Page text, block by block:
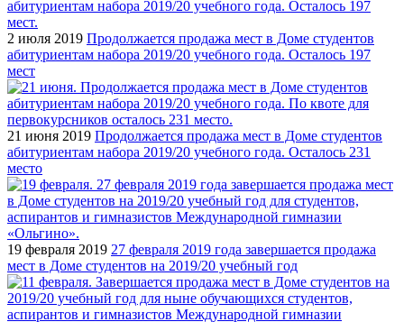
2 июля 2019 Продолжается продажа мест в Доме студентов
абитуриентам набора 2019/20 учебного года. Осталось 197
мест
21 июня 2019 Продолжается продажа мест в Доме студентов
абитуриентам набора 2019/20 учебного года. Осталось 231
место
19 февраля 2019 27 февраля 2019 года завершается продажа
мест в Доме студентов на 2019/20 учебный год